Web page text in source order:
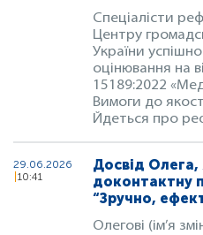
Спеціалісти
Центру
України
оцінювання на
15189:2022
Вимоги до
Йдеться про
29.06.2026
10:41
Досвід
доконтактну
“Зручно,
Олегові (ім’я